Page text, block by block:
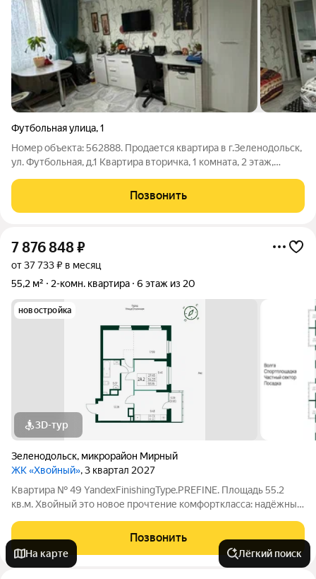
Футбольная улица,1
Номер объекта: 562888. Продается квартира в г.Зеленодольск,
ул. Футбольная, д.1 Квартира вторичка, 1 комната, 2 этаж,
для тех, кто ищет экономичное жилье в уютном месте. В
квартире выполнен
Позвонить
7 876 848₽
от 37 733 ₽ в месяц
55,2 м²
2-комн. квартира 6 этаж из 20
новостройка
3D-тур
Зеленодольск, микрорайон Мирный
ЖК «Хвойный», 3 квартал 2027
Квартира № 49 YandexFinishingType.PREFINE. Площадь 55.2
кв.м. Хвойный это новое прочтение комфорткласса: надёжный
городская жизнь встречается с природой. Проект создан для
тех, кто ищет
Позвонить
На карте Лёгкий поиск